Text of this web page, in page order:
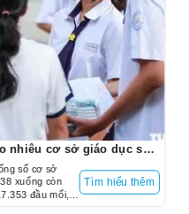
34 tỉnh thành cả nước giảm bao nhiêu cơ sở giáo dục sau sắp xếp trường học?
số cơ sở
xuống còn
đầu mối,
Tìm hiểu thêm